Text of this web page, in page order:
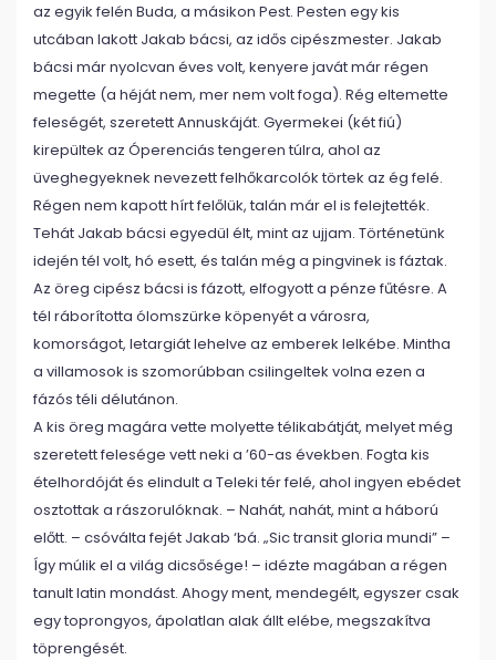
az egyik felén Buda, a másikon Pest. Pesten egy kis
utcában lakott Jakab bácsi, az idős cipészmester. Jakab
bácsi már nyolcvan éves volt, kenyere javát már régen
megette (a héját nem, mer nem volt foga). Rég eltemette
feleségét, szeretett Annuskáját. Gyermekei (két fiú)
kirepültek az Óperenciás tengeren túlra, ahol az
üveghegyeknek nevezett felhőkarcolók törtek az ég felé.
Régen nem kapott hírt felőlük, talán már el is felejtették.
Tehát Jakab bácsi egyedül élt, mint az ujjam. Történetünk
idején tél volt, hó esett, és talán még a pingvinek is fáztak.
Az öreg cipész bácsi is fázott, elfogyott a pénze fűtésre. A
tél ráborította ólomszürke köpenyét a városra,
komorságot, letargiát lehelve az emberek lelkébe. Mintha
a villamosok is szomorúbban csilingeltek volna ezen a
fázós téli délutánon.
A kis öreg magára vette molyette télikabátját, melyet még
szeretett felesége vett neki a ’60-as években. Fogta kis
ételhordóját és elindult a Teleki tér felé, ahol ingyen ebédet
osztottak a rászorulóknak. – Nahát, nahát, mint a háború
előtt. – csóválta fejét Jakab ‘bá. „Sic transit gloria mundi” –
Így múlik el a világ dicsősége! – idézte magában a régen
tanult latin mondást. Ahogy ment, mendegélt, egyszer csak
egy toprongyos, ápolatlan alak állt elébe, megszakítva
töprengését.